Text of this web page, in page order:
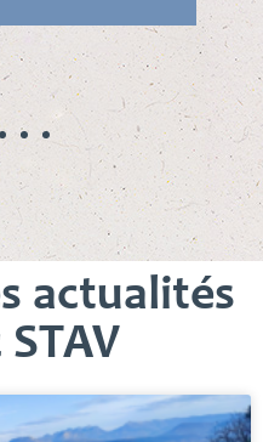
actualités